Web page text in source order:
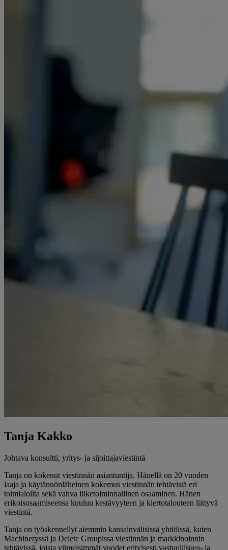
Tanja Kakko
Johtava konsultti, yritys- ja sijoittajaviestintä
Tanja on kokenut viestinnän asiantuntija. Hänellä on 20 vuoden
laaja ja käytännönläheinen kokemus viestinnän tehtävistä eri
toimialoilta sekä vahva liiketoiminnallinen osaaminen. Hänen
erikoisosaamiseensa kuuluu kestävyyteen ja kiertotalouteen liittyvä
viestintä.
Tanja on työskennellyt aiemmin kansainvälisissä yhtiöissä, kuten
Machineryssä ja Delete Groupissa viestinnän ja markkinoinnin
tehtävissä, joista viimeisimmät vuodet erityisesti vastuullisuus- ja